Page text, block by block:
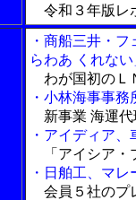
令和３年版レ
・商船三井・
らわあ くれな
わが国初のＬ
・小林海事事
新事業 海運代
・アイディア
「アイシア・
・日舶工、マ
会員５社のプ